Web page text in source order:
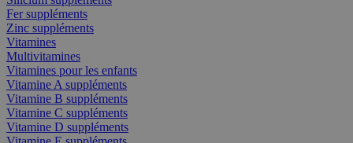
Fer suppléments
Zinc suppléments
Vitamines
Multivitamines
Vitamines pour les enfants
Vitamine A suppléments
Vitamine B suppléments
Vitamine C suppléments
Vitamine D suppléments